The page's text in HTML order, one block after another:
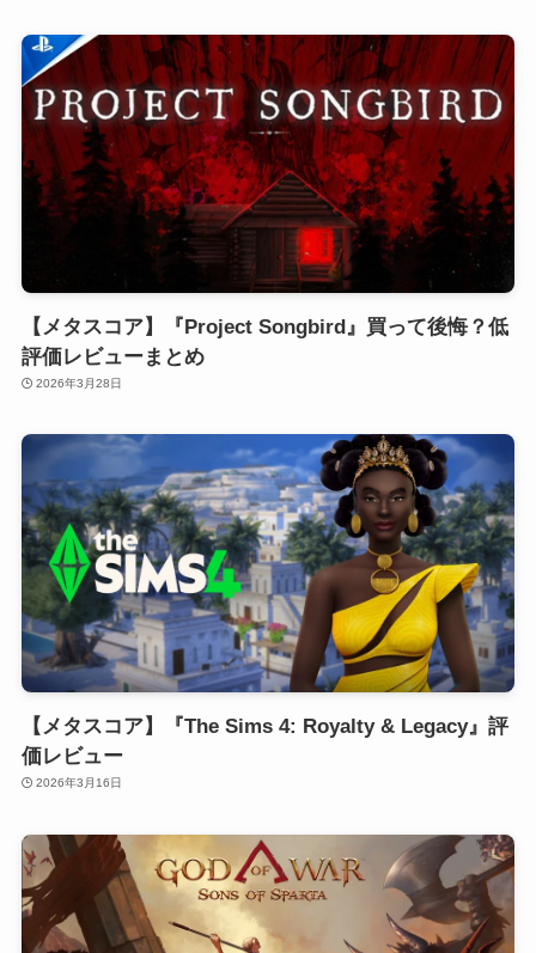
【メタスコア】『Project Songbird』買って後悔？低
評価レビューまとめ
2026年3月28日
【メタスコア】『The Sims 4: Royalty & Legacy』評
価レビュー
2026年3月16日